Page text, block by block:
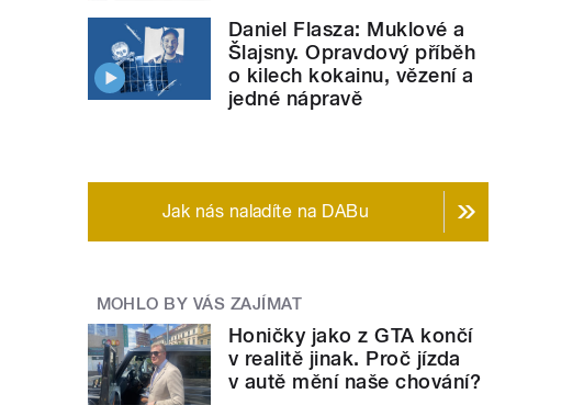
Daniel Flasza: Muklové a
Šlajsny. Opravdový příběh
o kilech kokainu, vězení a
jedné nápravě
Jak nás naladíte na DABu
MOHLO BY VÁS ZAJÍMAT
Honičky jako z GTA končí
v realitě jinak. Proč jízda
v autě mění naše chování?